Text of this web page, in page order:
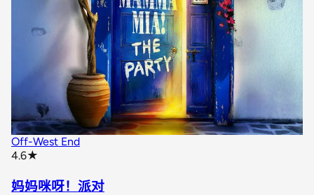
Off-West End
4.6★
妈妈咪呀！派对